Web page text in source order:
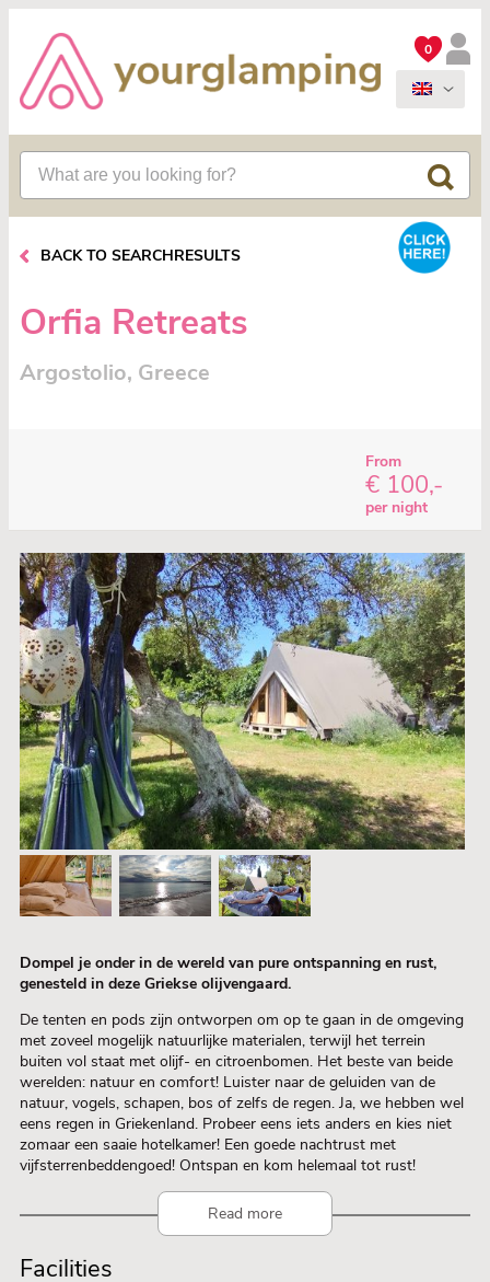
0
BACK TO SEARCHRESULTS
Orfia Retreats
Argostolio, Greece
From
€ 100,-
per night
Dompel je onder in de wereld van pure ontspanning en rust,
genesteld in deze Griekse olijvengaard.
De tenten en pods zijn ontworpen om op te gaan in de omgeving
met zoveel mogelijk natuurlijke materialen, terwijl het terrein
buiten vol staat met olijf- en citroenbomen. Het beste van beide
werelden: natuur en comfort! Luister naar de geluiden van de
natuur, vogels, schapen, bos of zelfs de regen. Ja, we hebben wel
eens regen in Griekenland. Probeer eens iets anders en kies niet
zomaar een saaie hotelkamer! Een goede nachtrust met
vijfsterrenbeddengoed! Ontspan en kom helemaal tot rust!
Read more
Facilities